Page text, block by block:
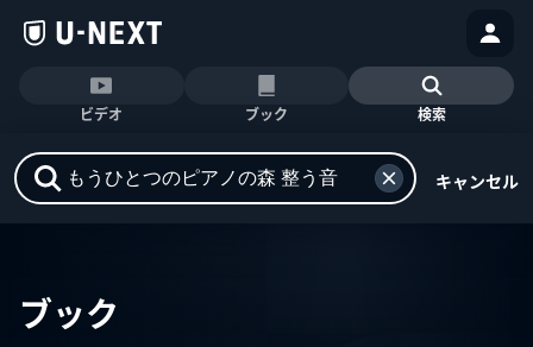
ビデオ ブック 検索
キャンセル
ブック